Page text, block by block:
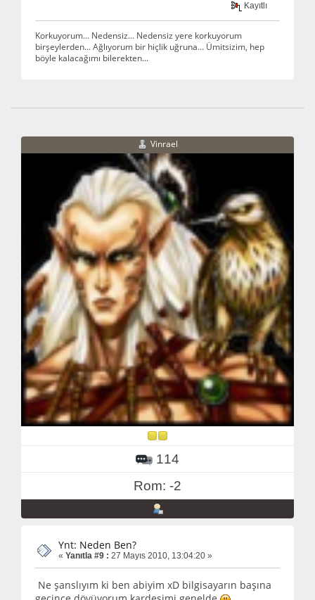
Kayıtlı
Korkuyorum... Nedensiz... Nedensiz yere korkuyorum
birşeylerden... Ağlıyorum bir hiçlik uğruna... Ümitsizim, hep
böyle kalacağımı bilerekten...
Vinrael
114
Rom: -2
Ynt: Neden Ben?
« Yanıtla #9 : 27 Mayıs 2010, 13:04:20 »
Ne şanslıyım ki ben abiyim xD bilgisayarın başına